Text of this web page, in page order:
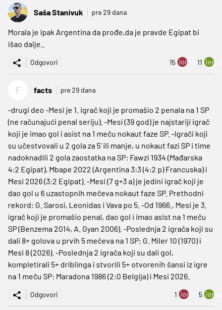
Saša Stanivuk pre 29 dana
Morala je ipak Argentina da prođe,da je pravde Egipat bi
išao dalje..
Odgovori 15 ion:minus
11
F facts pre 29 dana
-drugi deo -Mesi je 1. igrač koji je promašio 2 penala na 1 SP
(ne računajući penal seriju). -Mesi (39 god) je najstariji igrač
koji je imao gol i asist na 1 meču nokaut faze SP. -Igrači koji
su učestvovali u 2 gola za 5’ ili manje, u nokaut fazi SP i time
nadoknadili 2 gola zaostatka na SP: Fawzi 1934 (Mađarska
4:2 Egipat), Mbape 2022 (Argentina 3:3 (4:2 p) Francuska) i
Mesi 2026 (3:2 Egipat). -Mesi (7 g+3 a) je jedini igrač koji je
dao gol u 6 uzastopnih mečeva nokaut faze SP. Prethodni
rekord: G. Sarosi, Leonidas i Vava po 5. -Od 1966., Mesi je 3.
igrač koji je promašio penal, dao gol i imao asist na 1 meču
SP (Benzema 2014, A. Gyan 2006). -Poslednja 2 igrača koji su
dali 8+ golova u prvih 5 mečeva na 1 SP: G. Miler 10 (1970) i
Mesi 8 (2026). -Poslednja 2 igrača koji su dali gol,
kompletirali 5+ driblinga i stvorili 5+ otvorenih šansi iz igre
na 1 meču SP: Maradona 1986 (2:0 Belgija) i Mesi 2026.
Odgovori 1 ion:minus
5